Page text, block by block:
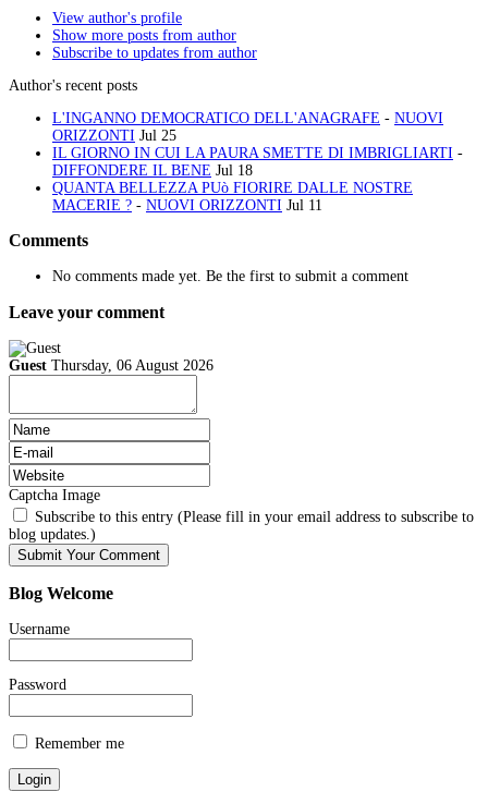
View author's profile
Show more posts from author
Subscribe to updates from author
Author's recent posts
L'INGANNO DEMOCRATICO DELL'ANAGRAFE - NUOVI
ORIZZONTI Jul 25
IL GIORNO IN CUI LA PAURA SMETTE DI IMBRIGLIARTI -
DIFFONDERE IL BENE Jul 18
QUANTA BELLEZZA PUò FIORIRE DALLE NOSTRE
MACERIE ? - NUOVI ORIZZONTI Jul 11
Comments
No comments made yet. Be the first to submit a comment
Leave your comment
Guest Thursday, 06 August 2026
Captcha Image
Subscribe to this entry (Please fill in your email address to subscribe to
blog updates.)
Blog Welcome
Username
Password
Remember me